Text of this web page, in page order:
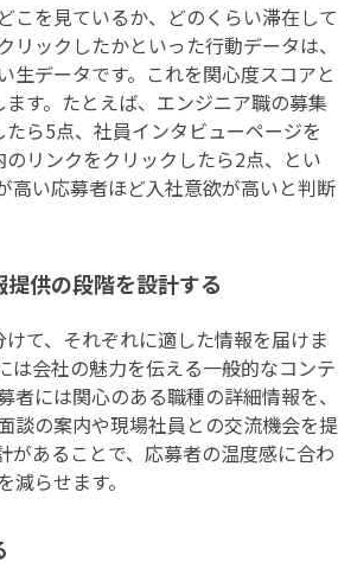
こを見ているか、どのくらい滞在して
リックしたかといった行動データは、
生データです。これを関心度スコアと
す。たとえば、エンジニア職の募集
ら5点、社員インタビューページを
リンクをクリックしたら2点、とい
高い応募者ほど入社意欲が高いと判断
供の段階を設計する
て、それぞれに適した情報を届けま
は会社の魅力を伝える一般的なコンテ
者には関心のある職種の詳細情報を、
談の案内や現場社員との交流機会を提
があることで、応募者の温度感に合わ
らせます。